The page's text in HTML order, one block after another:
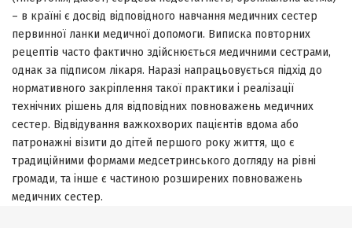
– в країні є досвід відповідного навчання медичних сестер
первинної ланки медичної допомоги. Виписка повторних
рецептів часто фактично здійснюється медичними сестрами,
однак за підписом лікаря. Наразі напрацьовується підхід до
нормативного закріплення такої практики і реалізації
технічних рішень для відповідних повноважень медичних
сестер. Відвідування важкохворих пацієнтів вдома або
патронажні візити до дітей першого року життя, що є
традиційними формами медсетринського догляду на рівні
громади, та інше є частиною розширених повноважень
медичних сестер.